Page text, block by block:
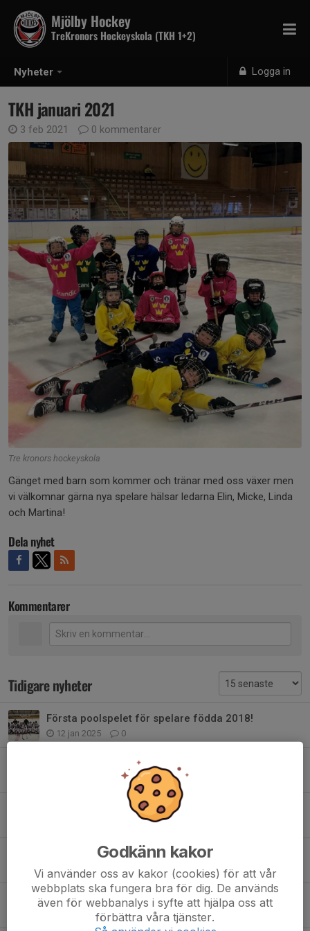
Nyheter Logga in
Mjölby Hockey
TreKronors Hockeyskola (TKH 1+2)
TKH januari 2021
3 feb 2021 0 kommentarer
Tre kronors hockeyskola
Gänget med barn som kommer och tränar med oss växer men
vi välkomnar gärna nya spelare hälsar ledarna Elin, Micke, Linda
och Martina!
Dela nyhet
Kommentarer
Tidigare nyheter
Första poolspelet för spelare födda 2018!
12 jan 2025 0
Elin Lundgren fortsätter som TKH-ansvarig
3
Julavslutning TKH
Lyckat Poolspel i Finspång!
21 nov 2022
Avslutning TKH
22 mar 2021 0
Godkänn kakor
Vi använder oss av kakor (cookies) för att vår
webbplats ska fungera bra för dig. De används
även för webbanalys i syfte att hjälpa oss att
förbättra våra tjänster.